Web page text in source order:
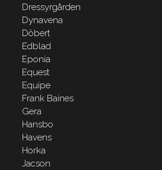
Dressyrgården
Dynavena
Döbert
Edblad
Eponia
Equest
Equipe
Frank Baines
Gera
Hansbo
Havens
Horka
Jacson